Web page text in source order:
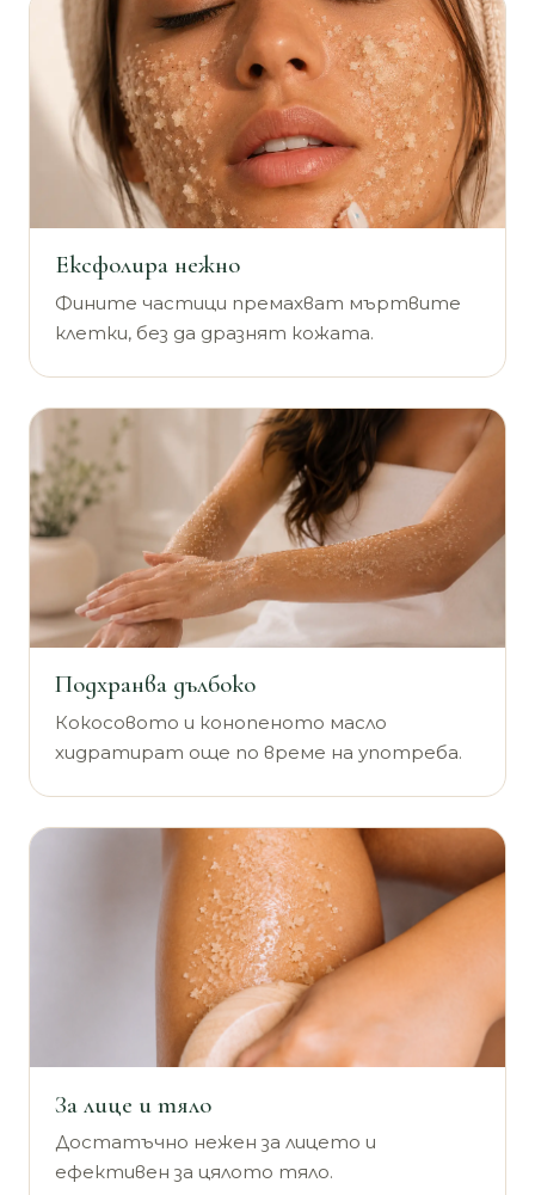
Ексфолира нежно
Фините частици премахват мъртвите
клетки, без да дразнят кожата.
Подхранва дълбоко
Кокосовото и конопеното масло
хидратират още по време на употреба.
За лице и тяло
Достатъчно нежен за лицето и
ефективен за цялото тяло.